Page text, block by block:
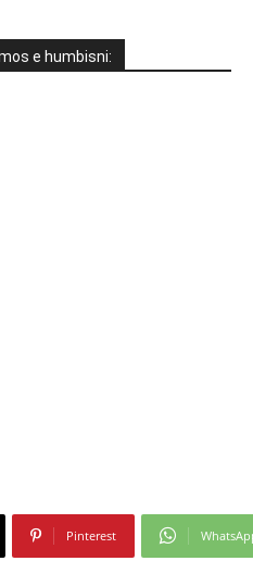
e humbisni:
Pinterest